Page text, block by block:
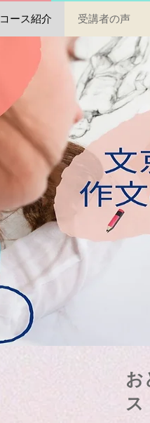
コース紹介 受講者の声
お
ス